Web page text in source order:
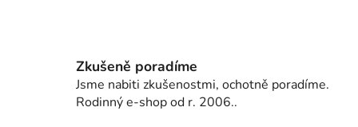
Zkušeně poradíme
Jsme nabiti zkušenostmi, ochotně poradíme.
Rodinný e-shop od r. 2006..